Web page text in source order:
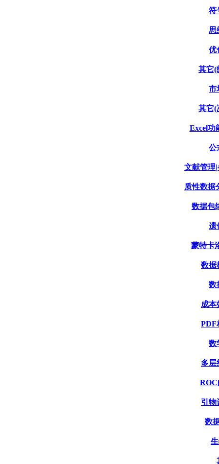
符
思
优
其它(
市
其它(
Excel功
公
文献管理
质性数据
数据包
遗
蒙特卡
数据
数
成本
PDF
数
多层
ROC
引物
数